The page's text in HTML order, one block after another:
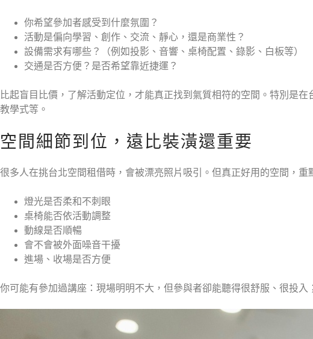
你希望參加者感受到什麼氛圍？
活動是偏向學習、創作、交流、靜心，還是商業性？
設備需求有哪些？（例如投影、音響、桌椅配置、錄影、白板等）
交通是否方便？是否希望靠近捷運？
比起盲目比價，了解活動定位，才能真正找到氣質相符的空間。特別是
教學式等。
空間細節到位，遠比裝潢還重要
很多人在挑台北空間租借時，會被漂亮照片吸引。但真正好用的空間，重
燈光是否柔和不刺眼
桌椅能否依活動調整
動線是否順暢
會不會被外面噪音干擾
進場、收場是否方便
你可能有參加過講座：現場明明不大，但參與者卻能聽得很舒服、很投